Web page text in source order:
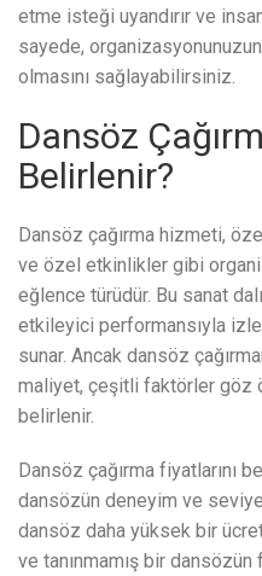
etme isteği uyandırır ve
sayede,
olmasını sağlayabilirsiniz.
Dansöz
Belirlenir?
Dansöz çağırma hizmeti,
ve özel etkinlikler gibi
eğlence türüdür. Bu sanat
etkileyici performansıyla
sunar. Ancak dansöz
maliyet, çeşitli faktörler göz
belirlenir.
Dansöz çağırma fiyatlarını
dansözün deneyim ve
dansöz daha yüksek bir
ve tanınmamış bir dansözün